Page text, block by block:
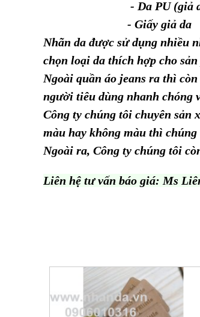
- Da PU (giả
- Giấy giả da
Nhãn da được sử dụng nhiều
chọn loại da thích hợp cho
Ngoài quần áo jeans ra thì
người tiêu dùng nhanh chóng
Công ty chúng tôi chuyên sản
màu hay không màu thì
Ngoài ra, Công ty chúng tôi
Liên hệ tư vấn báo giá: Ms